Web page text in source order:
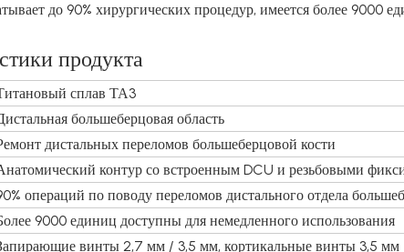
до 90% хирургических процедур, имеется более 9000
продукта
сплав ТА3
большеберцовая область
дистальных переломов большеберцовой кости
контур со встроенным DCU и резьбовыми
операций по поводу переломов дистального отдела
9000 единиц доступны для немедленного использования
винты 2,7 мм / 3,5 мм, кортикальные винты 3,5 мм